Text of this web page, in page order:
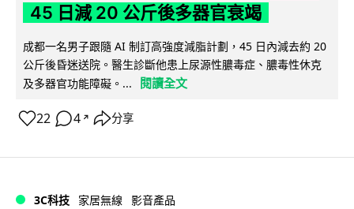
45 日減 20 公斤後多器官衰竭
成都一名男子跟隨 AI 制訂高強度減脂計劃，45 日內減去約 20
公斤後昏迷送院。醫生診斷他患上尿源性膿毒症、膿毒性休克
及多器官功能障礙。...
閱讀全文
22 4 ↗ 分享
3C科技 家居無線 影音產品